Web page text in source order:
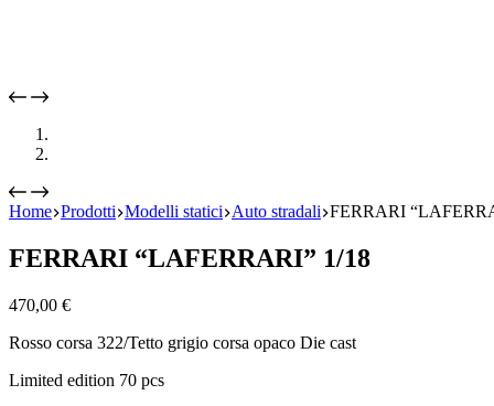
Home Prodotti Modelli statici Auto stradali FERRARI
FERRARI “LAFERRARI” 1/18
470,00 €
Rosso corsa 322/Tetto grigio corsa opaco Die cast
Limited edition 70 pcs